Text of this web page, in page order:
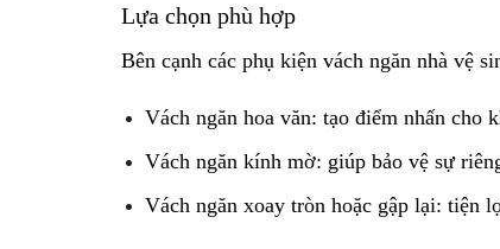
Lựa chọn phù hợp
Bên cạnh các phụ kiện vách ngăn nhà vệ
Vách ngăn hoa văn: tạo điểm nhấn cho
Vách ngăn kính mờ: giúp bảo vệ sự
Vách ngăn xoay tròn hoặc gập lại: tiện